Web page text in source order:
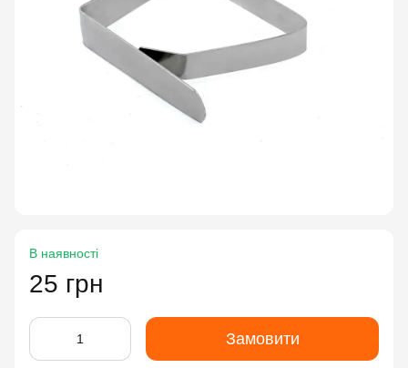
В наявності
25 грн
Замовити